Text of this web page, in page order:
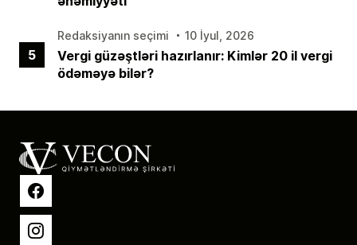
5
Redaksiyanın seçimi 10 İyul, 2026
Vergi güzəştləri hazırlanır: Kimlər 20 il vergi
ödəməyə bilər?
Facebook
Instagram